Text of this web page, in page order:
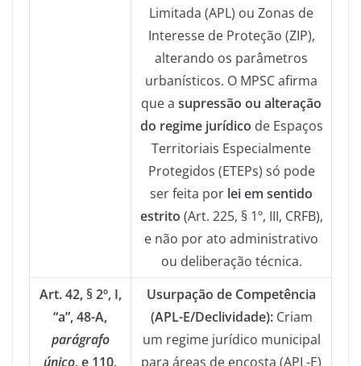
Limitada (APL) ou Zonas de
Interesse de Proteção (ZIP),
alterando os parâmetros
urbanísticos. O MPSC afirma
que a supressão ou alteração
do regime jurídico de Espaços
Territoriais Especialmente
Protegidos (ETEPs) só pode
ser feita por lei em sentido
estrito (Art. 225, § 1º, III, CRFB),
e não por ato administrativo
ou deliberação técnica.
Art. 42, § 2º, I,
“a”, 48-A,
parágrafo
único, e 110,
Usurpação de Competência
(APL-E/Declividade):Criam
um regime jurídico municipal
para áreas de encosta (APL-E)